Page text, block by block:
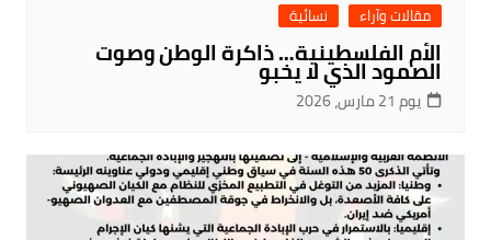
مقالات وآراء نسائية
الأم الفلسطينية… ذاكرة الوطن وصوت
الصمود الذي لا يخبو
يوم 21 مارس، 2026